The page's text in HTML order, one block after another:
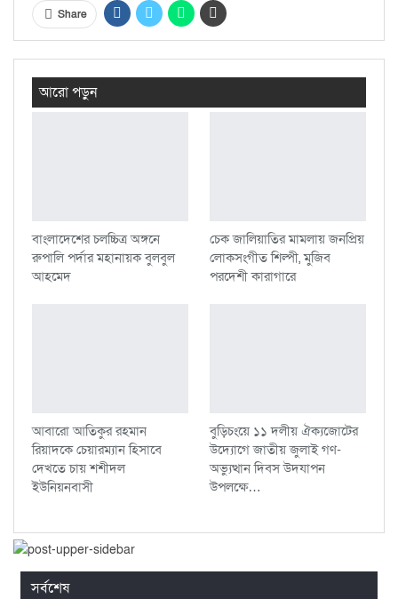
Share
আরো পড়ুন
বাংলাদেশের চলচ্চিত্র অঙ্গনে
রুপালি পর্দার মহানায়ক বুলবুল
আহমেদ
চেক জালিয়াতির মামলায় জনপ্রিয়
লোকসংগীত শিল্পী, মুজিব
পরদেশী কারাগারে
আবারো আতিকুর রহমান
রিয়াদকে চেয়ারম্যান হিসাবে
দেখতে চায় শশীদল
ইউনিয়নবাসী
বুড়িচংয়ে ১১ দলীয় ঐক্যজোটের
উদ্যোগে জাতীয় জুলাই গণ-
অভ্যুত্থান দিবস উদযাপন
উপলক্ষে…
সর্বশেষ